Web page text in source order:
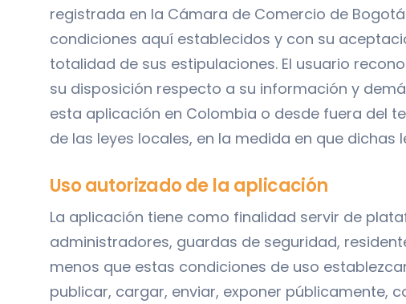
registrada en la Cámara de Comercio de
condiciones aquí establecidos y con su
totalidad de sus estipulaciones. El usuario
su disposición respecto a su información y
esta aplicación en Colombia o desde fuera del
de las leyes locales, en la medida en que
Uso autorizado de la aplicación
La aplicación tiene como finalidad servir de
administradores, guardas de seguridad,
menos que estas condiciones de uso
publicar, cargar, enviar, exponer públicamente,